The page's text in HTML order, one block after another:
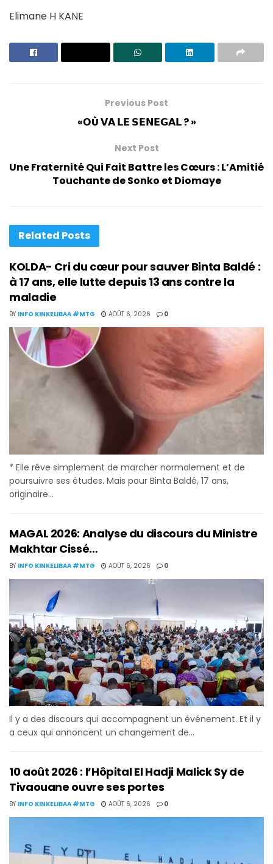
Elimane H KANE
Previous Post
«𝗢Ù 𝗩𝗔 𝗟𝗘 𝗦𝗘𝗡𝗘𝗚𝗔𝗟 ? »
Next Post
Une Fraternité Qui Fait Battre les Cœurs : L’Amitié
Touchante de Sonko et Diomaye
Related Posts
KOLDA- Cri du cœur pour sauver Binta Baldé :
à 17 ans, elle lutte depuis 13 ans contre la
maladie
BY INFO KINKELIBAA #MTG AOÛT 6, 2026 0
* Elle rêve simplement de marcher normalement et de
poursuivre ses études. Mais pour Binta Baldé, 17 ans,
originaire...
MAGAL 2026: Analyse du discours du Ministre
Makhtar Cissé…
BY INFO KINKELIBAA #MTG AOÛT 6, 2026 0
Il y a des discours qui accompagnent un événement. Et il y
a ceux qui annoncent un changement de...
10 août 2026 : l’Hôpital El Hadji Malick Sy de
Tivaouane ouvre ses portes
BY INFO KINKELIBAA #MTG AOÛT 6, 2026 0